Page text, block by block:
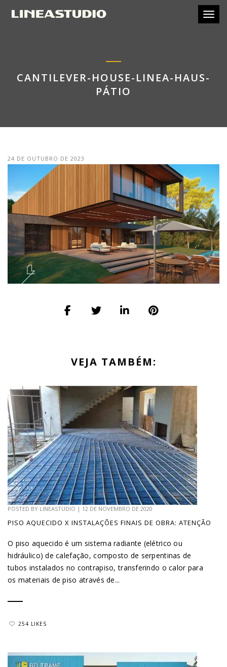
CANTILEVER-HOUSE-LINEA-HAUS-
PÁTIO
24 DE OUTUBRO DE 2023
VEJA TAMBÉM:
POSTED BY LINEASTUDIO | 12 DE NOVEMBRO DE 2020
PISO AQUECIDO X INSTALAÇÕES FINAIS DE OBRA: ATENÇÃO
O piso aquecido é um sistema radiante (elétrico ou
hidráulico) de calefação, composto de serpentinas de
tubos instalados no contrapiso, transferindo o calor para
os materiais de piso através de...
254 LIKES